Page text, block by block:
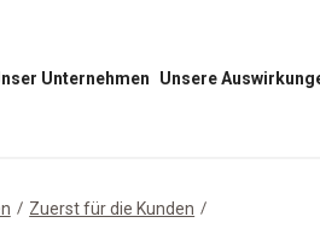
Unternehmen Unsere
Zuerst für die Kunden